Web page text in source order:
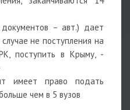
– авт.) дает
не поступления на
поступить в Крыму, -
имеет право подать
чем в 5 вузов